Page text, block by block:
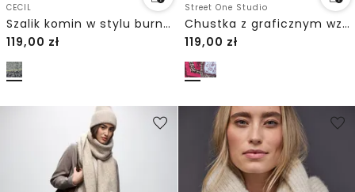
CECIL
Szalik komin w stylu burnout w panterkowy wzór
119,00 zł
Street One Studio
Chustka z graficznym wzorem
119,00 zł